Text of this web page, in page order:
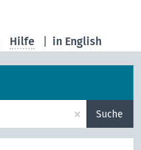
in English
Hilfe
× Suche